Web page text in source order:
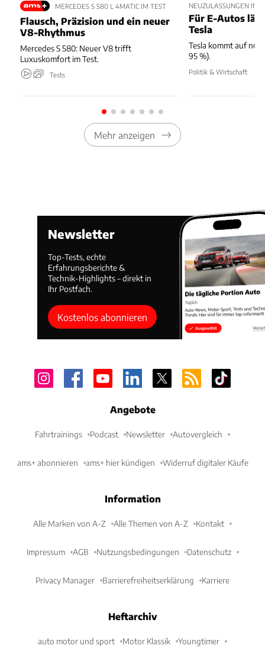
MERCEDES S 580 L 4MATIC IM TEST
Flausch, Präzision und ein neuer
V8-Rhythmus
Mercedes S 580: Neuer V8 trifft
Luxuskomfort im Test.
Tests
NEUZULASSUNGEN IM
Für E-Autos
Tesla
Tesla kommt auf nur
95 %).
Politik & Wirtschaft
Mehr anzeigen
Newsletter
Top-Tests, echte
Erfahrungsberichte &
Technik-Highlights – direkt in
Ihr Postfach.
Kostenlos abonnieren
Angebote
Fahrtrainings Podcast Newsletter Autovergleich
ams+ abonnieren ams+ hier kündigen Widerruf digitaler Käufe
Information
Alle Marken von A-Z Alle Themen von A-Z Kontakt
Impressum AGB Nutzungsbedingungen Datenschutz
Privacy Manager Barrierefreiheitserklärung Karriere
Heftarchiv
auto motor und sport Motor Klassik Youngtimer